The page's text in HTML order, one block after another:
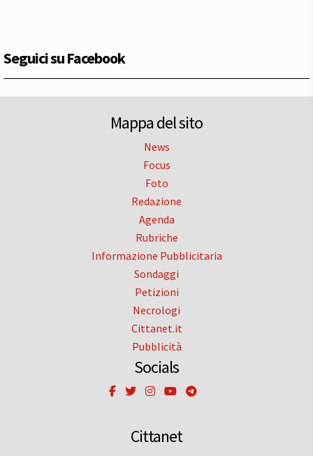
Seguici su Facebook
Mappa del sito
News
Focus
Foto
Redazione
Agenda
Rubriche
Informazione Pubblicitaria
Sondaggi
Petizioni
Necrologi
Cittanet.it
Pubblicità
Socials
Cittanet